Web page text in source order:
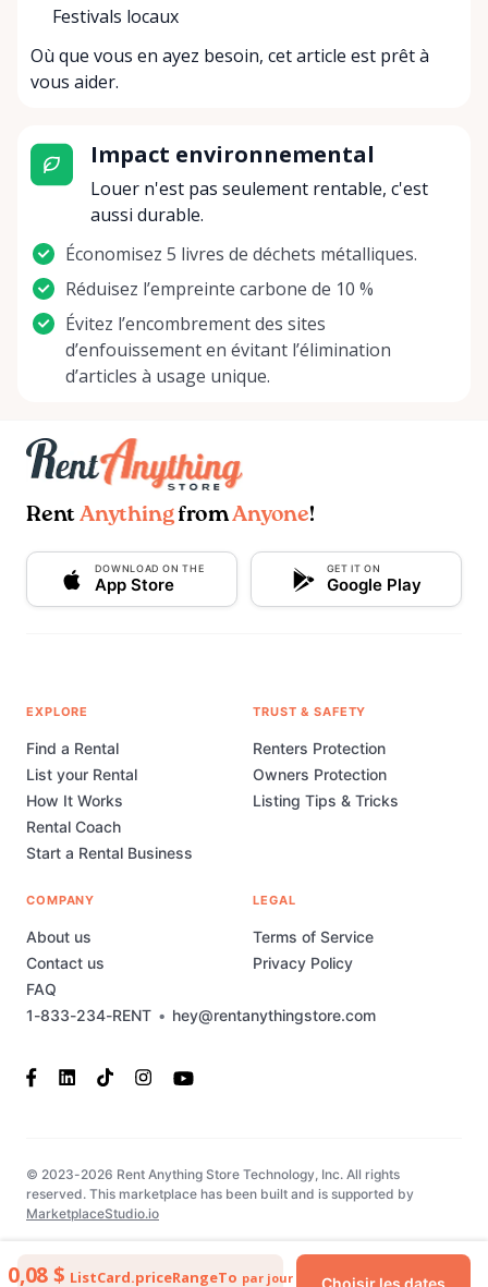
0,08 $ ListCard.priceRangeTo par jour Choisir les dates
Festivals locaux
Où que vous en ayez besoin, cet article est prêt à
vous aider.
Impact environnemental
Louer n'est pas seulement rentable, c'est
aussi durable.
Économisez 5 livres de déchets métalliques.
Réduisez l’empreinte carbone de 10 %
Évitez l’encombrement des sites
d’enfouissement en évitant l’élimination
d’articles à usage unique.
Rent AnythingfromAnyone!
DOWNLOAD ON THE
App Store
GET IT ON
Google Play
1-833-234-RENT • hey@rentanythingstore.com
EXPLORE
Find a Rental
List your Rental
How It Works
Rental Coach
Start a Rental Business
TRUST & SAFETY
Renters Protection
Owners Protection
Listing Tips & Tricks
COMPANY
About us
Contact us
FAQ
LEGAL
Terms of Service
Privacy Policy
© 2023-2026 Rent Anything Store Technology, Inc. All rights
reserved. This marketplace has been built and is supported by
MarketplaceStudio.io